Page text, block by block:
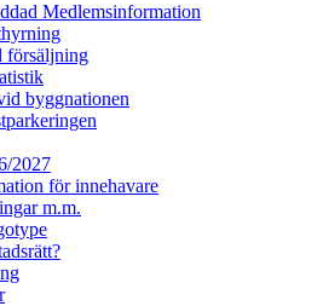
Medlemsinformation
försäljning
byggnationen
2027
för innehavare
m.m.